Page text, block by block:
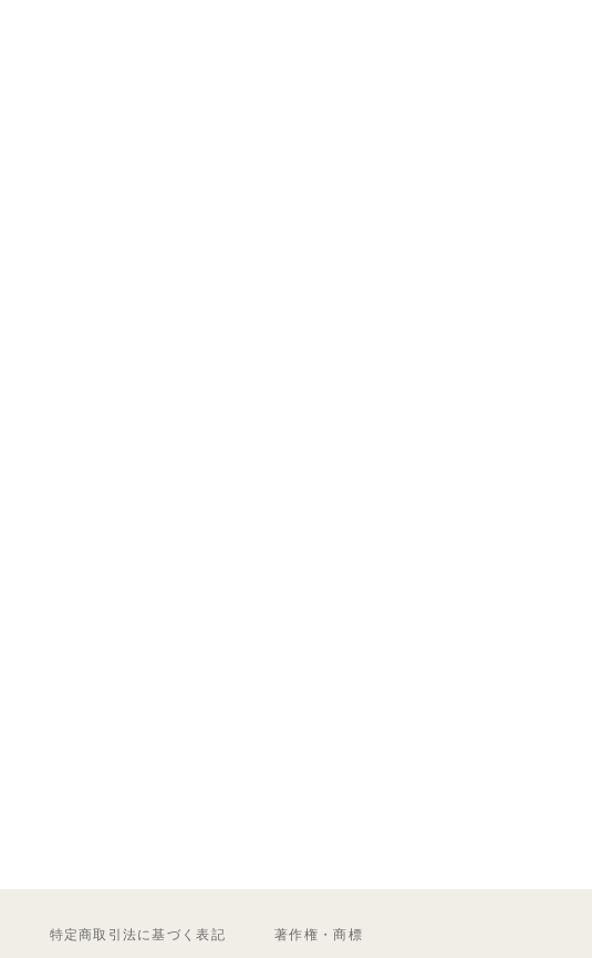
特定商取引法に基づく表記 著作権・商標